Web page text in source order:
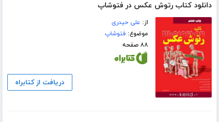
دانلود کتاب رتوش عکس در فتوشاپ
از: علی حیدری
موضوع:فتوشاپ
۸۸ صفحه
دریافت از کتابراه